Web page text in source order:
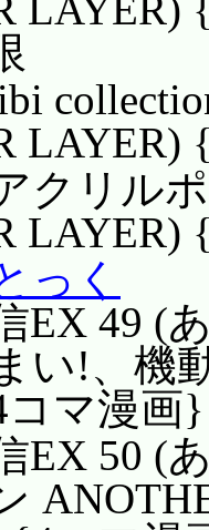
LAYER)
クリル
っく
EX 49 (
い!、機
マ漫
EX 50 (